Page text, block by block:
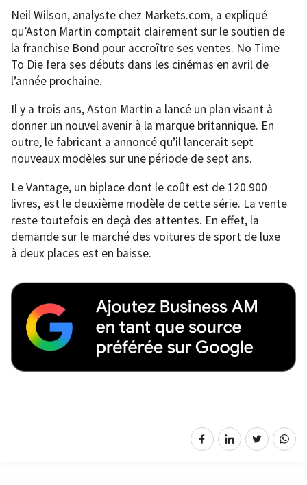
Neil Wilson, analyste chez Markets.com, a expliqué
qu’Aston Martin comptait clairement sur le soutien de
la franchise Bond pour accroître ses ventes. No Time
To Die fera ses débuts dans les cinémas en avril de
l’année prochaine.
Il y a trois ans, Aston Martin a lancé un plan visant à
donner un nouvel avenir à la marque britannique. En
outre, le fabricant a annoncé qu’il lancerait sept
nouveaux modèles sur une période de sept ans.
Le Vantage, un biplace dont le coût est de 120.900
livres, est le deuxième modèle de cette série. La vente
reste toutefois en deçà des attentes. En effet, la
demande sur le marché des voitures de sport de luxe
à deux places est en baisse.